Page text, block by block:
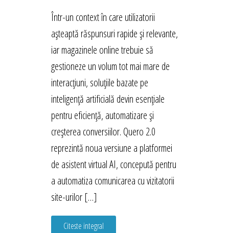
Într-un context în care utilizatorii
așteaptă răspunsuri rapide și relevante,
iar magazinele online trebuie să
gestioneze un volum tot mai mare de
interacțiuni, soluțiile bazate pe
inteligență artificială devin esențiale
pentru eficiență, automatizare și
creșterea conversiilor. Quero 2.0
reprezintă noua versiune a platformei
de asistent virtual AI, concepută pentru
a automatiza comunicarea cu vizitatorii
site-urilor […]
Citeste integral